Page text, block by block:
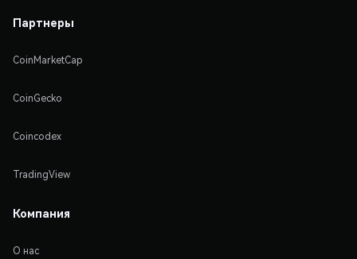
Партнеры
CoinMarketCap
CoinGecko
Coincodex
TradingView
Компания
О нас